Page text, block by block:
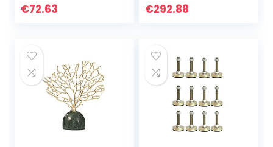
Decoratie,
kleur galvaniseren
draad tekening
veranda, 53x19cm
€72.63
verstelbaar, 66lbs
€292.88